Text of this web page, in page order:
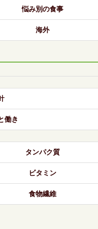
悩み別の食事
海外
働き
タンパク質
ビタミン
食物繊維